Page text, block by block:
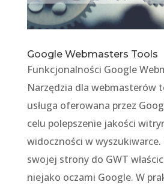
Google Webmasters Tools
Funkcjonalności Google
Narzędzia dla webmasterów
usługa oferowana przez
celu polepszenie jakości
widoczności w
swojej strony do GWT
niejako oczami Google. W